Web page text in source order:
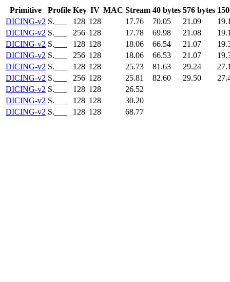
Primitive Profile Key IV MAC Stream 40 bytes 576 bytes
DICING-v2 S.___ 128 128 17.76 70.05 21.09
DICING-v2 S.___ 256 128 17.78 69.98 21.08
DICING-v2 S.___ 128 128 18.06 66.54 21.07
DICING-v2 S.___ 256 128 18.06 66.53 21.07
DICING-v2 S.___ 128 128 25.73 81.63 29.24
DICING-v2 S.___ 256 128 25.81 82.60 29.50
DICING-v2 S.___ 128 128
26.52
DICING-v2 S.___ 128 128
30.20
DICING-v2 S.___ 128 128 68.77